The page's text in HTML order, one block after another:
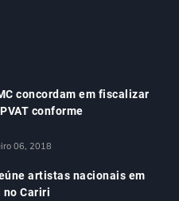
concordam em fiscalizar
conforme
06, 2018
artistas nacionais em
Cariri